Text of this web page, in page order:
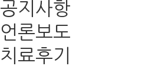
공지사항
언론보도
치료후기